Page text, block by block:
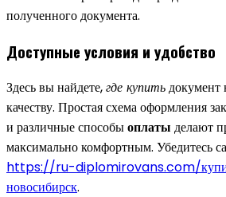
полученного документа.
Доступные условия и удобство
Здесь вы найдете,где купитьдокумент
качеству. Простая схема оформления
и различные способыоплаты делают
максимально комфортным. Убедитесь
https://ru-diplomirovans.com/
новосибирск.